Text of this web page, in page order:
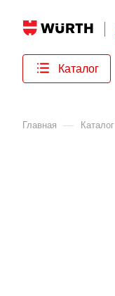
Каталог
Главная
— Каталог